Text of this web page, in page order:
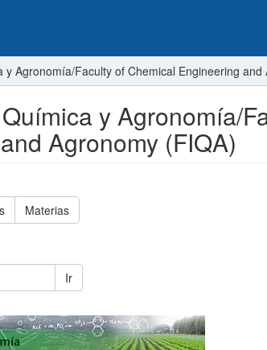
Agronomía/Faculty of Chemical Engineering and
y Agronomía/
Agronomy (FIQA)
Materias
Ir